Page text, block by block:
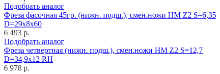
Подобрать аналог
Фреза фасочная 45гр. (нижн. подш.), смен.ножи HM Z2 S=6,35
D=29x8x60
6 493 р.
Подобрать аналог
Фреза четвертная (нижн. подш.), смен.ножи HM Z2 S=12,7
D=34,9x12 RH
6 978 р.